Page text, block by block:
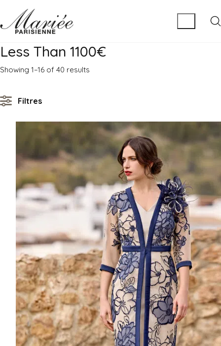
Less Than 1100€
Showing 1–16 of 40 results
Filtres
Chiffon
Satin
Organza
Jacquard
crepe
Chantilly
Brocade
MARQUE DE ROBE DE MARIÉE
WHITE ONE
AIRE BARCELONA